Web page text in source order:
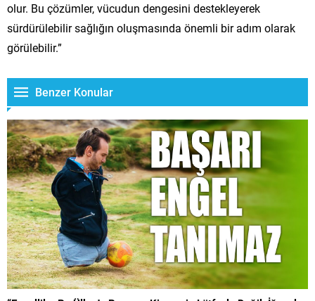
olur. Bu çözümler, vücudun dengesini destekleyerek
sürdürülebilir sağlığın oluşmasında önemli bir adım olarak
görülebilir.”
Benzer Konular